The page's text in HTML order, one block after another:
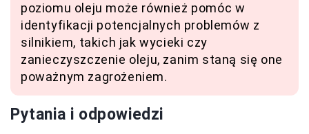
poziomu oleju może również pomóc w
identyfikacji potencjalnych problemów z
silnikiem, takich jak wycieki czy
zanieczyszczenie oleju, zanim staną się one
poważnym zagrożeniem.
Pytania i odpowiedzi